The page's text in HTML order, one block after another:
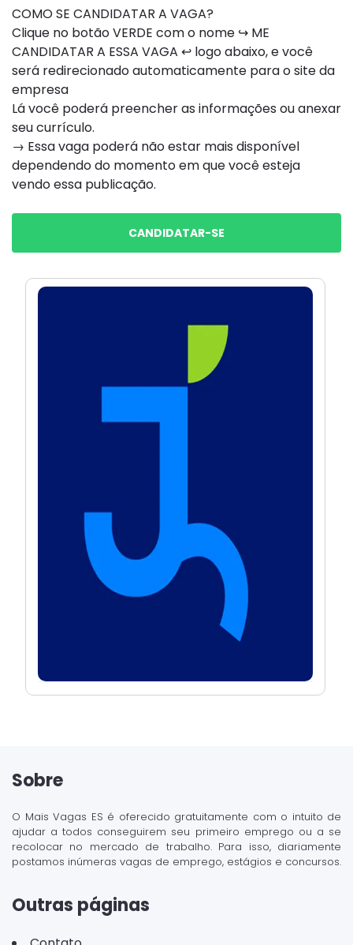
COMO SE CANDIDATAR A VAGA?
Clique no botão VERDE com o nome ↪ ME
CANDIDATAR A ESSA VAGA ↩ logo abaixo, e você
será redirecionado automaticamente para o site da
empresa
Lá você poderá preencher as informações ou anexar
seu currículo.
→ Essa vaga poderá não estar mais disponível
dependendo do momento em que você esteja
vendo essa publicação.
CANDIDATAR-SE
Sobre
O Mais Vagas ES é oferecido gratuitamente com o intuito de
ajudar a todos conseguirem seu primeiro emprego ou a se
recolocar no mercado de trabalho. Para isso, diariamente
postamos inúmeras vagas de emprego, estágios e concursos.
Outras páginas